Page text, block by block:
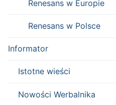
Renesans w Europie
Renesans w Polsce
Informator
Istotne wieści
Nowości Werbalnika